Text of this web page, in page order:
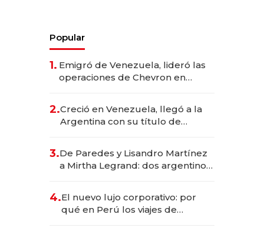
Popular
1. Emigró de Venezuela, lideró las
operaciones de Chevron en
2.Creció en Venezuela, llegó a la
Argentina con su título de
las marcas "fast premium"
3.De Paredes y Lisandro Martínez
a Mirtha Legrand: dos argentinos
4.El nuevo lujo corporativo: por
qué en Perú los viajes de